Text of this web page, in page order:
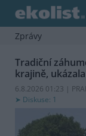
Zprávy
Tradiční
krajině,
6.8.2026 01:23 |
Diskuse: 1